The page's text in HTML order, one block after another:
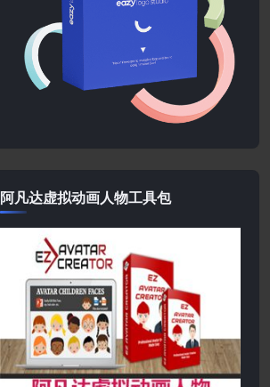
阿凡达虚拟动画人物工具包